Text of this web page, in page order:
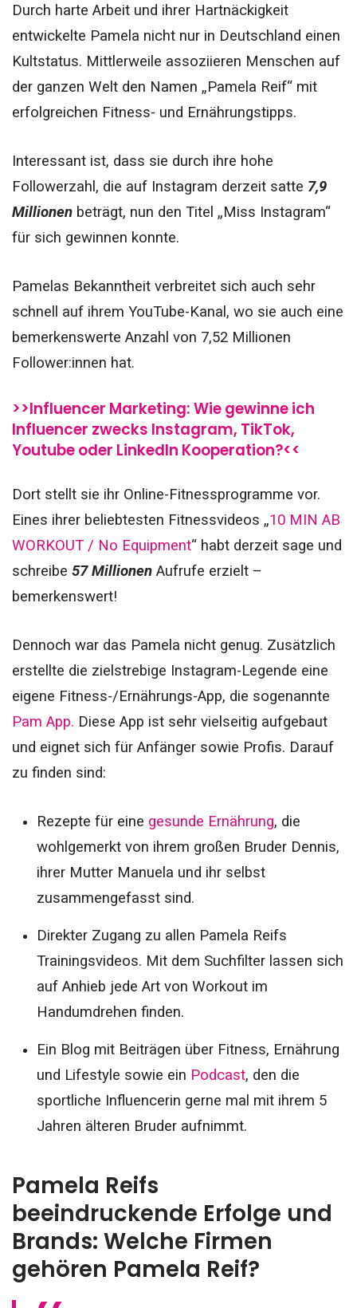
Durch harte Arbeit und ihrer Hartnäckigkeit
entwickelte Pamela nicht nur in Deutschland einen
Kultstatus. Mittlerweile assoziieren Menschen auf
der ganzen Welt den Namen „Pamela Reif“ mit
erfolgreichen Fitness- und Ernährungstipps.
Interessant ist, dass sie durch ihre hohe
Followerzahl, die auf Instagram derzeit satte 7,9
Millionen beträgt, nun den Titel „Miss Instagram“
für sich gewinnen konnte.
Pamelas Bekanntheit verbreitet sich auch sehr
schnell auf ihrem YouTube-Kanal, wo sie auch eine
bemerkenswerte Anzahl von 7,52 Millionen
Follower:innen hat.
>>Influencer Marketing: Wie gewinne ich
Influencer zwecks Instagram, TikTok,
Youtube oder LinkedIn Kooperation?<<
Dort stellt sie ihr Online-Fitnessprogramme vor.
Eines ihrer beliebtesten Fitnessvideos „10 MIN AB
WORKOUT / No Equipment“ habt derzeit sage und
schreibe 57 Millionen Aufrufe erzielt –
bemerkenswert!
Dennoch war das Pamela nicht genug. Zusätzlich
erstellte die zielstrebige Instagram-Legende eine
eigene Fitness-/Ernährungs-App, die sogenannte
Pam App. Diese App ist sehr vielseitig aufgebaut
und eignet sich für Anfänger sowie Profis. Darauf
zu finden sind:
Rezepte für eine gesunde Ernährung, die
wohlgemerkt von ihrem großen Bruder Dennis,
ihrer Mutter Manuela und ihr selbst
zusammengefasst sind.
Direkter Zugang zu allen Pamela Reifs
Trainingsvideos. Mit dem Suchfilter lassen sich
auf Anhieb jede Art von Workout im
Handumdrehen finden.
Ein Blog mit Beiträgen über Fitness, Ernährung
und Lifestyle sowie ein Podcast, den die
sportliche Influencerin gerne mal mit ihrem 5
Jahren älteren Bruder aufnimmt.
Pamela Reifs
beeindruckende Erfolge und
Brands: Welche Firmen
gehören Pamela Reif?